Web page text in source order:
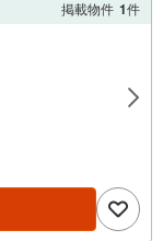
掲載物件 1件